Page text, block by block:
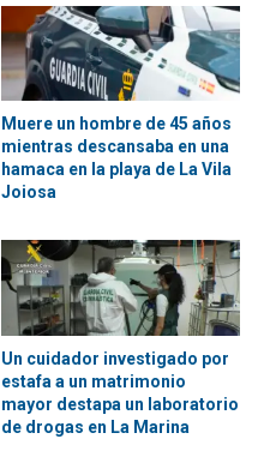
Muere un hombre de 45 años
mientras descansaba en una
hamaca en la playa de La Vila
Joiosa
Un cuidador investigado por
estafa a un matrimonio
mayor destapa un laboratorio
de drogas en La Marina